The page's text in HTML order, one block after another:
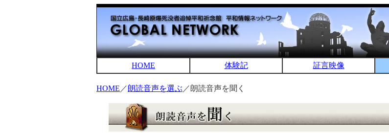
HOME 体験記 証言映像
HOME ／朗読音声を選ぶ ／朗読音声を聞く